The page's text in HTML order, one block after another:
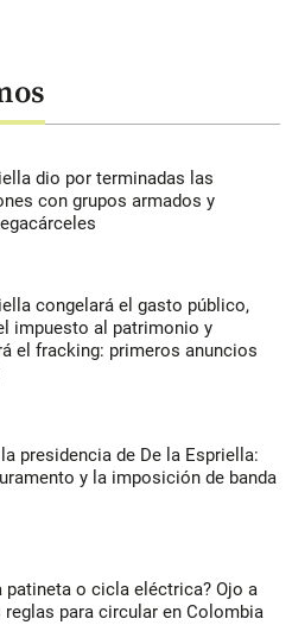
dio por terminadas las
con grupos armados y
congelará el gasto público,
impuesto al patrimonio y
el fracking: primeros anuncios
presidencia de De la Espriella:
y la imposición de banda
patineta o cicla eléctrica? Ojo a
reglas para circular en Colombia